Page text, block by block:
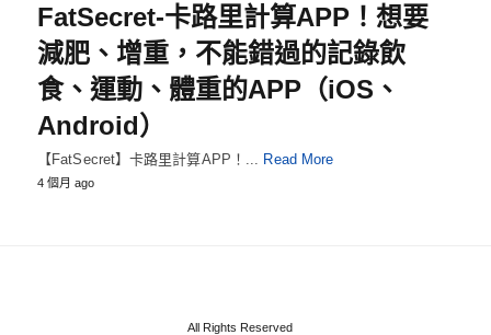
FatSecret-卡路里計算APP！想要
減肥、增重，不能錯過的記錄飲
食、運動、體重的APP（iOS、
Android）
【FatSecret】卡路里計算APP！... Read More
4 個月 ago
All Rights Reserved